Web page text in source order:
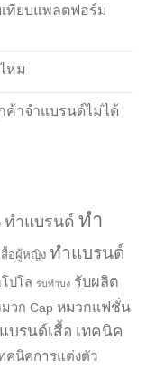
ทียบแพลตฟอร์ม
หม
ค้าจำแบรนด์ไม่ได้
ทำแบรนด์ ทำ
อผู้หญิง ทำแบรนด์
ปโล รับทำบง รับผลิต
วก Cap หมวกแฟชั่น
บรนด์เสื้อ เทคนิค
คนิคการแต่งตัว